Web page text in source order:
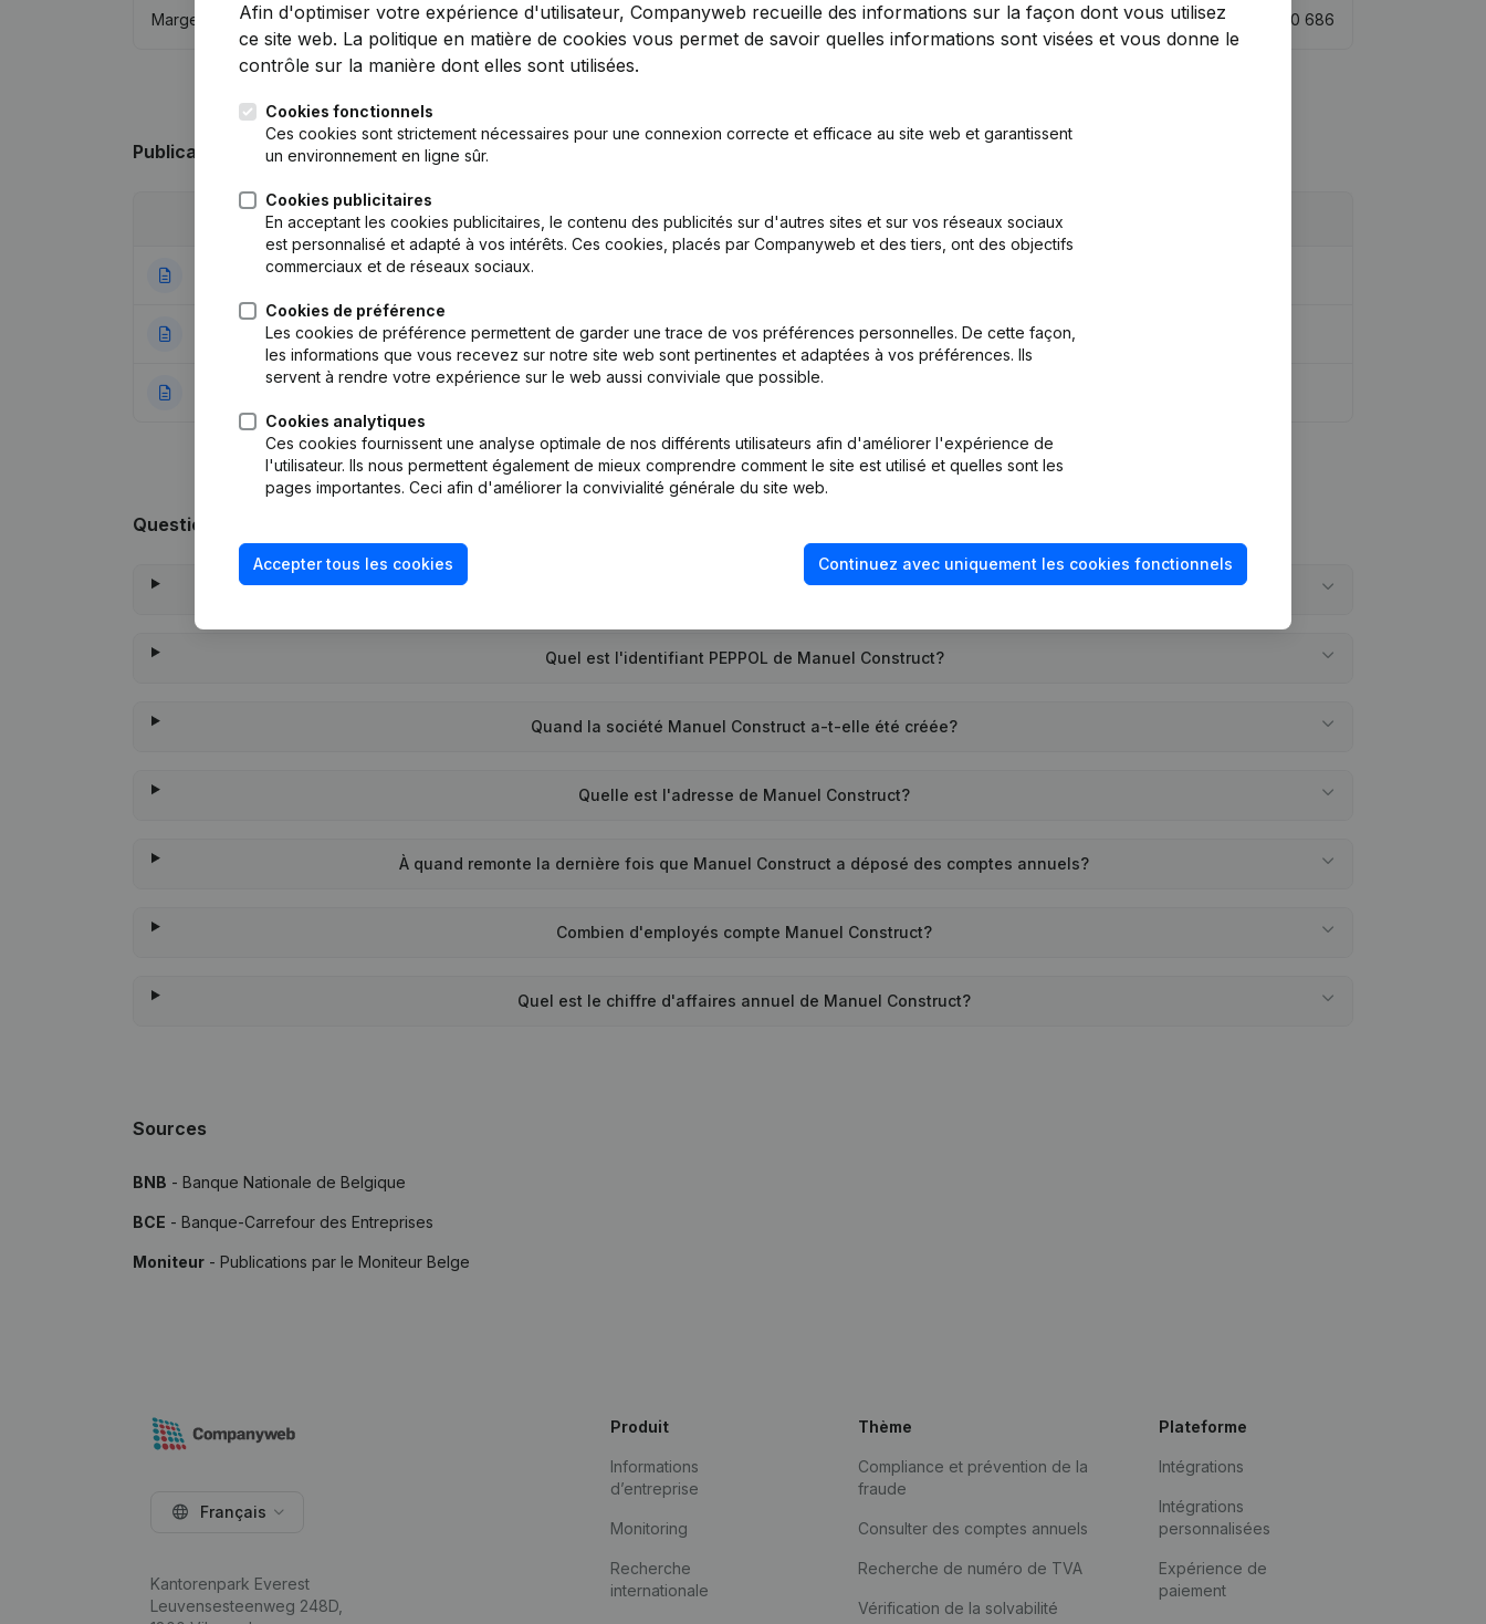
Marge brute €15 074 -27,13% 20 686
Publications de Manuel Construct
Publication
17-06-2025 Siège Social - Demissions - Nominations
24-04-2023 Siège Social(NL)
Rubrique Constitution (Nouvelle Personne Morale, Ouverture Succursale, etc...)
Questions fréquemment posées
Quel est le numéro de TVA de Manuel Construct?
Quel est l'identifiant PEPPOL de Manuel Construct?
Quand la société Manuel Construct a-t-elle été créée?
Quelle est l'adresse de Manuel Construct?
À quand remonte la dernière fois que Manuel Construct a déposé des comptes annuels?
Combien d'employés compte Manuel Construct?
Quel est le chiffre d'affaires annuel de Manuel Construct?
Sources
BNB - Banque Nationale de Belgique
BCE - Banque-Carrefour des Entreprises
Moniteur - Publications par le Moniteur Belge
Afin d'optimiser votre expérience d'utilisateur, Companyweb recueille des informations sur la façon dont vous utilisez
ce site web. La politique en matière de cookies vous permet de savoir quelles informations sont visées et vous donne le
contrôle sur la manière dont elles sont utilisées.
Cookies fonctionnels
Ces cookies sont strictement nécessaires pour une connexion correcte et efficace au site web et garantissent
un environnement en ligne sûr.
Cookies publicitaires
En acceptant les cookies publicitaires, le contenu des publicités sur d'autres sites et sur vos réseaux sociaux
est personnalisé et adapté à vos intérêts. Ces cookies, placés par Companyweb et des tiers, ont des objectifs
commerciaux et de réseaux sociaux.
Cookies de préférence
Les cookies de préférence permettent de garder une trace de vos préférences personnelles. De cette façon,
les informations que vous recevez sur notre site web sont pertinentes et adaptées à vos préférences. Ils
servent à rendre votre expérience sur le web aussi conviviale que possible.
Cookies analytiques
Ces cookies fournissent une analyse optimale de nos différents utilisateurs afin d'améliorer l'expérience de
l'utilisateur. Ils nous permettent également de mieux comprendre comment le site est utilisé et quelles sont les
pages importantes. Ceci afin d'améliorer la convivialité générale du site web.
Accepter tous les cookies Continuez avec uniquement les cookies fonctionnels
Français
Kantorenpark Everest
Leuvensesteenweg 248D,
Produit
Informations
d’entreprise
Monitoring
Recherche
internationale
Thème
Compliance et prévention de la
fraude
Consulter des comptes annuels
Recherche de numéro de TVA
Vérification de la solvabilité
Plateforme
Intégrations
Intégrations
personnalisées
Expérience de
paiement